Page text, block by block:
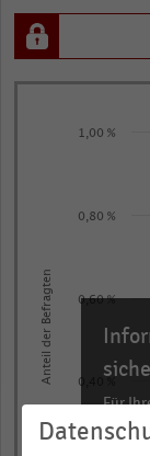
chart
has
axis
displaying
categories.
Anteil der Befragten 0,40 %
0,60 %
0,80 %
1,00 %
Für